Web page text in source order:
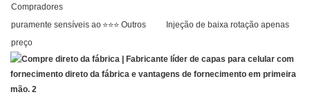
Compradores
puramente sensíveis ao
preço
⭐⭐⭐ Outros Injeção de baixa rotação apenas